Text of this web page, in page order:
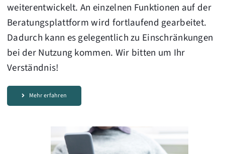
weiterentwickelt. An einzelnen Funktionen auf der
Beratungsplattform wird fortlaufend gearbeitet.
Dadurch kann es gelegentlich zu Einschränkungen
bei der Nutzung kommen. Wir bitten um Ihr
Verständnis!
Mehr erfahren